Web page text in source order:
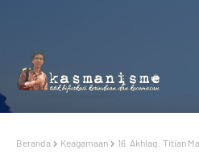
Beranda Keagamaan 16. Akhlaq: Titian